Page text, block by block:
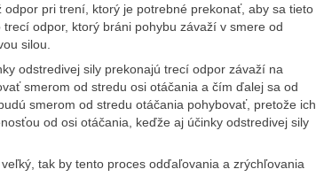
pri trení, ktorý je potrebné prekonať, aby sa tieto
odpor, ktorý bráni pohybu závaží v smere od
silou.
odstredivej sily prekonajú trecí odpor závaží na
smerom od stredu osi otáčania a čím ďalej sa od
smerom od stredu otáčania pohybovať, pretože ich
od osi otáčania, keďže aj účinky odstredivej sily
tak by tento proces odďaľovania a zrýchľovania